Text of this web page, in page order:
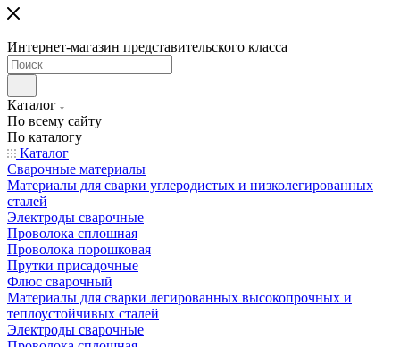
Интернет-магазин представительского класса
Каталог
По всему сайту
По каталогу
Каталог
Сварочные материалы
Материалы для сварки углеродистых и низколегированных
сталей
Электроды сварочные
Проволока сплошная
Проволока порошковая
Прутки присадочные
Флюс сварочный
Материалы для сварки легированных высокопрочных и
теплоустойчивых сталей
Электроды сварочные